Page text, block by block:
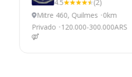
4.5
(2)
Mitre 460, Quilmes 0km
Privado
120.000-300.000ARS